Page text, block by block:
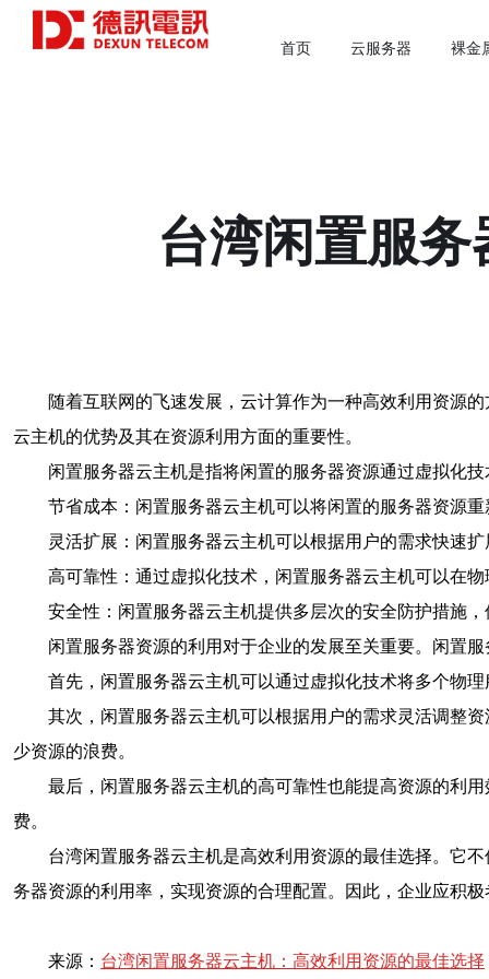
首页 云服务器 裸金
台湾闲置服
随着互联网的飞速发展，云计算作为一种高效利用资源
云主机的优势及其在资源利用方面的重要性。
闲置服务器云主机是指将闲置的服务器资源通过虚拟化
节省成本：闲置服务器云主机可以将闲置的服务器资源
灵活扩展：闲置服务器云主机可以根据用户的需求快速
高可靠性：通过虚拟化技术，闲置服务器云主机可以在
安全性：闲置服务器云主机提供多层次的安全防护措施
闲置服务器资源的利用对于企业的发展至关重要。闲置
首先，闲置服务器云主机可以通过虚拟化技术将多个物
其次，闲置服务器云主机可以根据用户的需求灵活调整
少资源的浪费。
最后，闲置服务器云主机的高可靠性也能提高资源的利
费。
台湾闲置服务器云主机是高效利用资源的最佳选择。它
务器资源的利用率，实现资源的合理配置。因此，企业应积
来源： 台湾闲置服务器云主机：高效利用资源的最佳选择